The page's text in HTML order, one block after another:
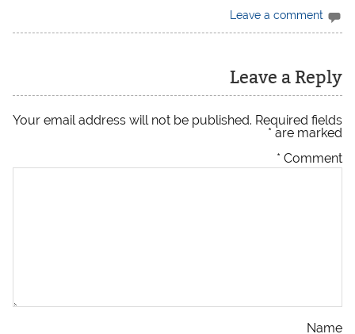
Leave a comment
Leave a Reply
Your email address will not be published. Required fields
are marked
*
Comment
*
Name